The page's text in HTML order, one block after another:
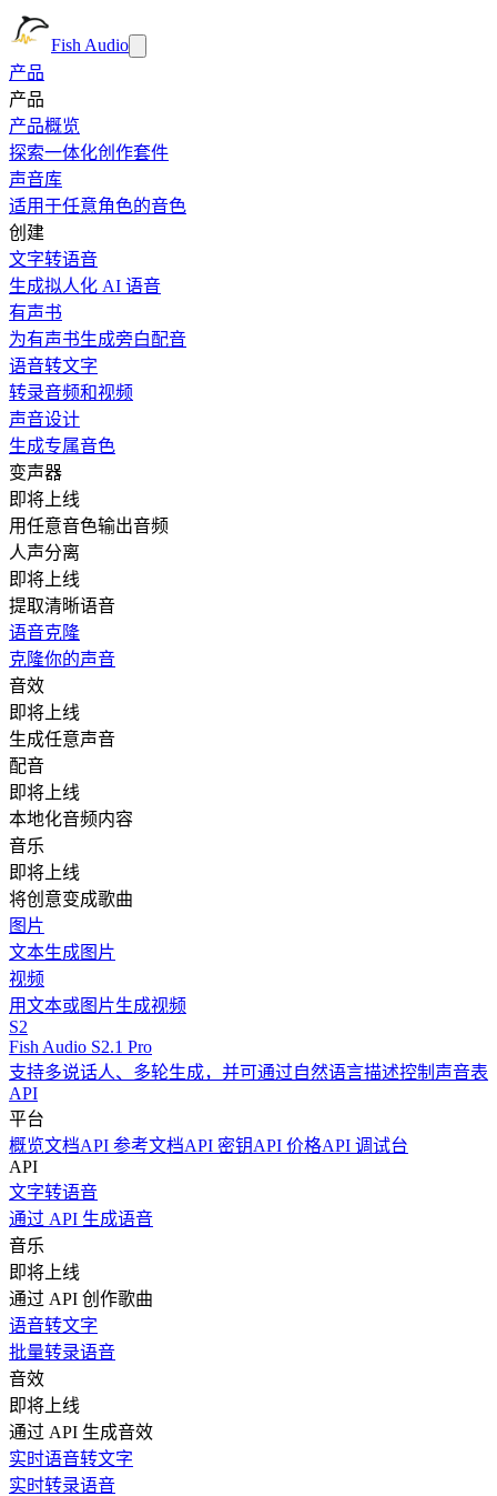
Fish Audio
产品
产品
产品概览
探索一体化创作套件
声音库
适用于任意角色的音色
创建
文字转语音
生成拟人化 AI 语音
有声书
为有声书生成旁白配音
语音转文字
转录音频和视频
声音设计
生成专属音色
变声器
即将上线
用任意音色输出音频
人声分离
即将上线
提取清晰语音
语音克隆
克隆你的声音
音效
即将上线
生成任意声音
配音
即将上线
本地化音频内容
音乐
即将上线
将创意变成歌曲
图片
文本生成图片
视频
用文本或图片生成视频
S2
Fish Audio S2.1 Pro
支持多说话人、多轮生成，并可通过自然语言描述控制声音表
API
平台
概览文档API 参考文档API 密钥API 价格API 调试台
API
文字转语音
通过 API 生成语音
音乐
即将上线
通过 API 创作歌曲
语音转文字
批量转录语音
音效
即将上线
通过 API 生成音效
实时语音转文字
实时转录语音